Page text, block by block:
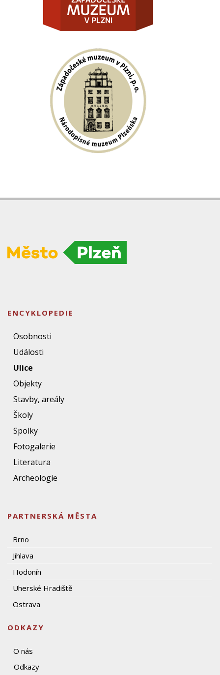
ENCYKLOPEDIE
Osobnosti
Události
Ulice
Objekty
Stavby, areály
Školy
Spolky
Fotogalerie
Literatura
Archeologie
PARTNERSKÁ MĚSTA
Brno
Jihlava
Hodonín
Uherské Hradiště
Ostrava
ODKAZY
O nás
Odkazy